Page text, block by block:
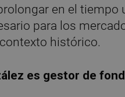
en el tiempo
para los
histórico.
es gestor de